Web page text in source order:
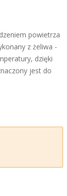
powietrza
z żeliwa -
dzięki
jest do